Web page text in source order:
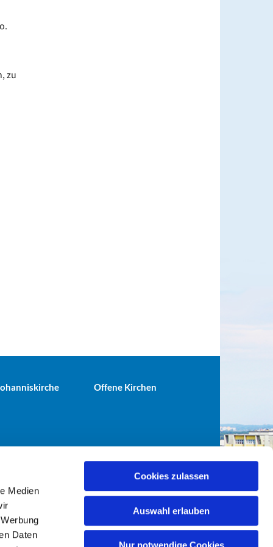
Medien
Daten
Cookies zulassen
Auswahl erlauben
zu
Offene Kirchen
gemeinde-tiergarten.de